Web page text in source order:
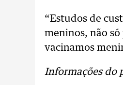
“Estudos de
meninos, não só
vacinamos
Informações do